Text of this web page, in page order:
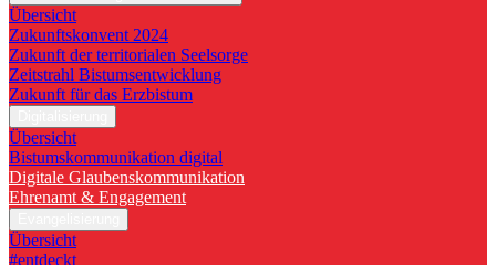
Übersicht
Zukunftskonvent 2024
Zukunft der territorialen Seelsorge
Zeitstrahl Bistumsentwicklung
Zukunft für das Erzbistum
Übersicht
Bistumskommunikation digital
Digitale Glaubenskommunikation
Ehrenamt & Engagement
Übersicht
#entdeckt